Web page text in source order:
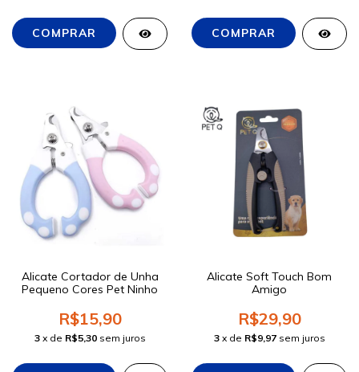
Alicate Cortador de Unha
Pequeno Cores Pet Ninho
R$15,90
3 x de R$5,30 sem juros
Alicate Soft Touch Bom
Amigo
R$29,90
3 x de R$9,97 sem juros